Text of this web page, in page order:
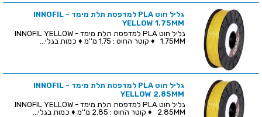
גליל חוט PLA למדפסת תלת מימד - INNOFIL
YELLOW 1.75MM
גליל חוט PLA למדפסת תלת מימד - INNOFIL YELLOW
1.75MM ♦ קוטר החוט : 1.75 מ''מ ♦ כמות בגלי...
גליל חוט PLA למדפסת תלת מימד - INNOFIL
YELLOW 2.85MM
גליל חוט PLA למדפסת תלת מימד - INNOFIL YELLOW
2.85MM ♦ קוטר החוט : 2.85 מ''מ ♦ כמות בגלי...